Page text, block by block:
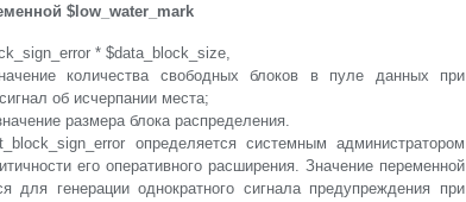
$low_water_mark
* $data_block_size,
количества свободных блоков в пуле данных при
об исчерпании места;
размера блока распределения.
определяется системным администратором
его оперативного расширения. Значение переменной
для генерации однократного сигнала предупреждения при